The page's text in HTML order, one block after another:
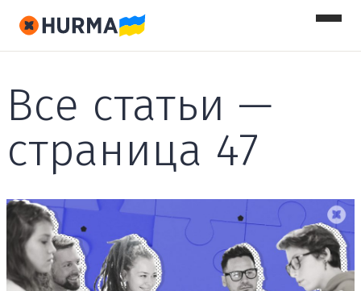
Все статьи —
страница 47